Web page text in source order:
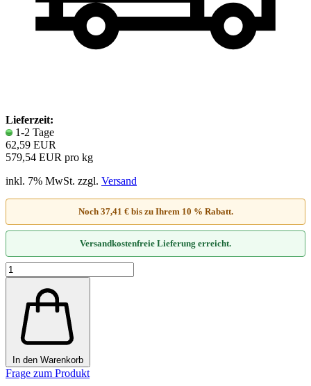
Lieferzeit:
1-2 Tage
62,59 EUR
579,54 EUR pro kg
inkl. 7% MwSt. zzgl. Versand
Noch 37,41 € bis zu Ihrem 10 % Rabatt.
Versandkostenfreie Lieferung erreicht.
In den Warenkorb
Frage zum Produkt